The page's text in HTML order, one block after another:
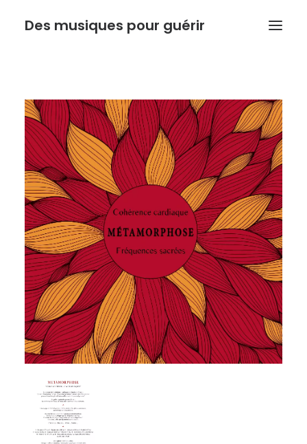
Des musiques pour guérir
ANTHONY DOUX
PSYCHORESONANCE
MUSIQUE DE L’INSTINCT
BOUTIQUE
ACTUALITE
Recherche
Login / Register
Panier